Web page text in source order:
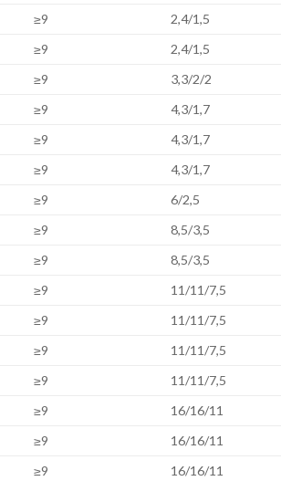
≥9 2,4/1,5
≥9 2,4/1,5
≥9 3,3/2/2
≥9 4,3/1,7
≥9 4,3/1,7
≥9 4,3/1,7
≥9 6/2,5
≥9 8,5/3,5
≥9 8,5/3,5
≥9 11/11/7,5
≥9 11/11/7,5
≥9 11/11/7,5
≥9 11/11/7,5
≥9 16/16/11
≥9 16/16/11
≥9 16/16/11